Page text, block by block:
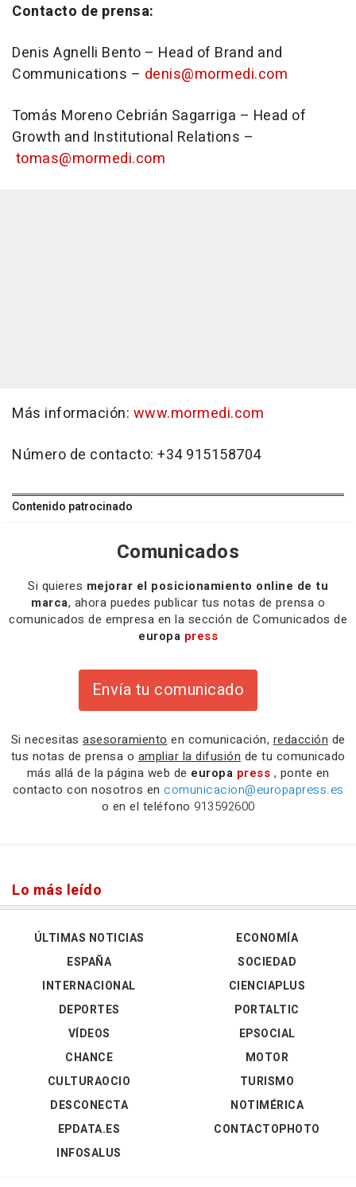
Contacto de prensa:
Denis Agnelli Bento – Head of Brand and
Communications – denis@mormedi.com
Tomás Moreno Cebrián Sagarriga – Head of
Growth and Institutional Relations –
tomas@mormedi.com
Más información: www.mormedi.com
Número de contacto: +34 915158704
Contenido patrocinado
Comunicados
Si quieres mejorar el posicionamiento online de tu
marca, ahora puedes publicar tus notas de prensa o
comunicados de empresa en la sección de Comunicados de
europa press
Envía tu comunicado
Si necesitas asesoramiento en comunicación, redacción de
tus notas de prensa o ampliar la difusión de tu comunicado
más allá de la página web de europa press , ponte en
contacto con nosotros en comunicacion@europapress.es
o en el teléfono 913592600
Lo más leído
ÚLTIMAS NOTICIAS
ESPAÑA
INTERNACIONAL
DEPORTES
VÍDEOS
ECONOMÍA
SOCIEDAD
CIENCIAPLUS
PORTALTIC
EPSOCIAL
CHANCE
CULTURAOCIO
DESCONECTA
EPDATA.ES
INFOSALUS
MOTOR
TURISMO
NOTIMÉRICA
CONTACTOPHOTO